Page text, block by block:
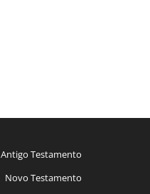
Antigo Testamento
Novo Testamento